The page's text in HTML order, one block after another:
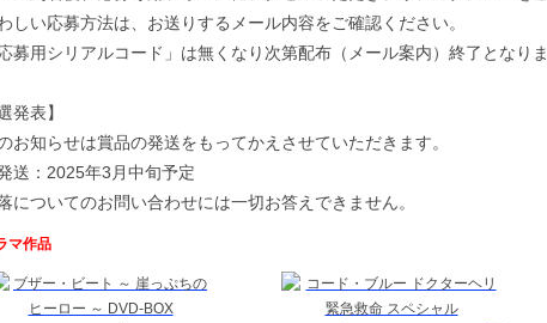
しい応募方法は、お送りするメール内容をご確認ください。
募用シリアルコード」は無くなり次第配布（メール案内）終了となりま
発表】
お知らせは賞品の発送をもってかえさせていただきます。
送：2025年3月中旬予定
についてのお問い合わせには一切お答えできません。
マ作品